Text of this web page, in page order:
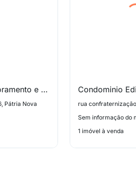
Grupo Star Monitoramento e Vigilancia Ltda
Pátria Nova
rua
Sem informação do
1 imóvel à venda